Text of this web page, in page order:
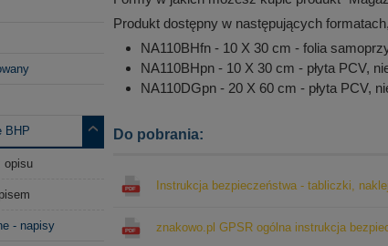
BHP
opisu
- napisy
Produkt dostępny w następujących
NA110BHfn - 10 X 30 cm - folia
NA110BHpn - 10 X 30 cm - płyta PCV,
NA110DGpn - 20 X 60 cm - płyta PCV,
Do pobrania:
Instrukcja bezpieczeństwa - tabliczki,
znakowo.pl GPSR ogólna instrukcja